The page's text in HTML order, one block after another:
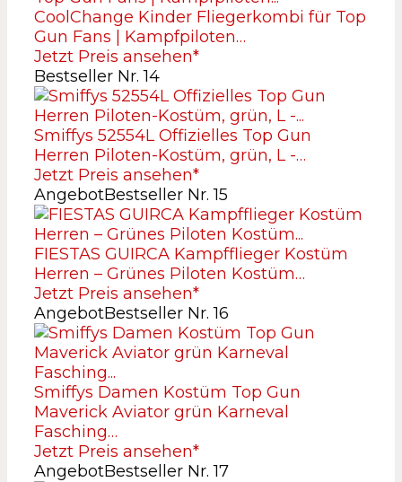
CoolChange Kinder Fliegerkombi für Top
Gun Fans | Kampfpiloten…
Jetzt Preis ansehen*
Bestseller Nr. 14
Smiffys 52554L Offizielles Top Gun
Herren Piloten-Kostüm, grün, L -…
Jetzt Preis ansehen*
AngebotBestseller Nr. 15
FIESTAS GUIRCA Kampfflieger Kostüm
Herren – Grünes Piloten Kostüm…
Jetzt Preis ansehen*
AngebotBestseller Nr. 16
Smiffys Damen Kostüm Top Gun
Maverick Aviator grün Karneval
Fasching…
Jetzt Preis ansehen*
AngebotBestseller Nr. 17